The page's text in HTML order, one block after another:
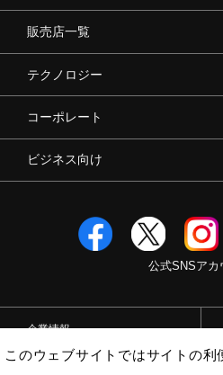
販売店一覧
テクノロジー
コーポレート
ビジネス向け
公式SNSアカ
企業情報
このウェブサイトではサイトの